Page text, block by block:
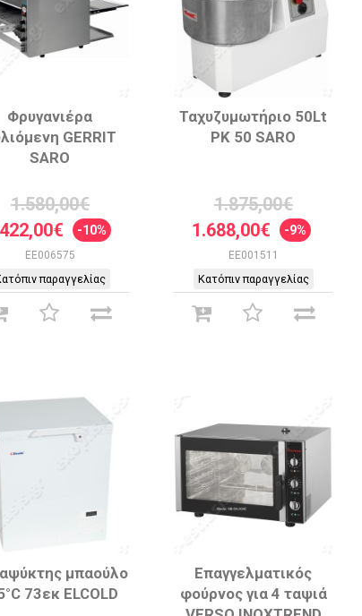
Φρυγανιέρα
GERRIT
SARO
1.580,00€
-10%
EE006575
παραγγελίας
Ταχυζυμωτήριο 50Lt
PK 50 SARO
1.875,00€
1.688,00€
-9%
EE001511
Κατόπιν παραγγελίας
μπαούλο
73εκ ELCOLD
Επαγγελματικός
φούρνος για 4 ταψιά